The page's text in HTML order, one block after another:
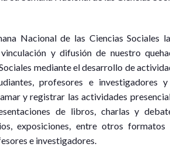
Nacional de las Ciencias Sociales
y difusión de nuestro
mediante el desarrollo de
profesores e investigadores
y registrar las actividades
de libros, charlas y
exposiciones, entre otros formatos
e investigadores.